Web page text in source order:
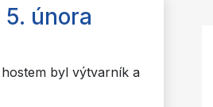
února
byl výtvarník a